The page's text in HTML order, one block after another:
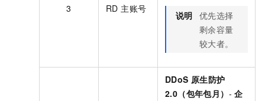
3 RD 主账号
说明 优先选择
剩余容量
较大者。
DDoS 原生防护
2.0（包年包月） -企